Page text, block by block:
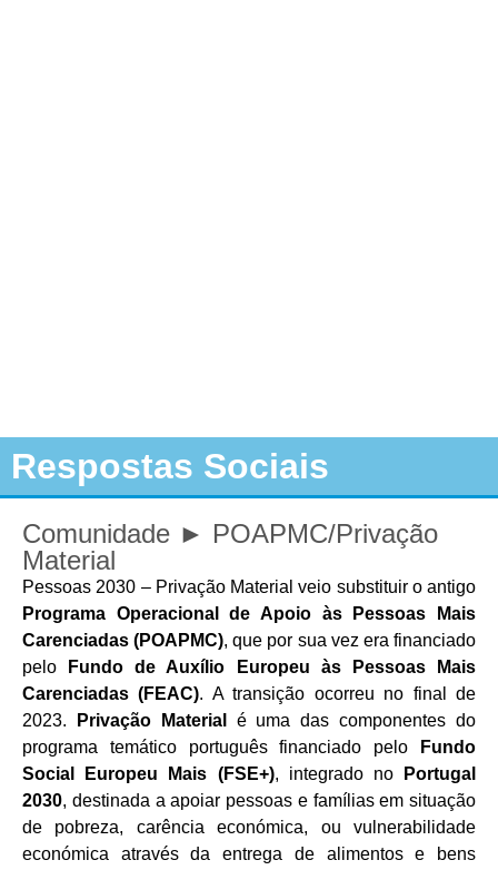
Respostas Sociais
Comunidade ► POAPMC/Privação
Material
Pessoas 2030 – Privação Material veio substituir o antigo
Programa Operacional de Apoio às Pessoas Mais
Carenciadas (POAPMC), que por sua vez era financiado
pelo
Fundo de Auxílio Europeu às Pessoas Mais
Carenciadas (FEAC). A transição ocorreu no final de
2023.
Privação Material
é uma das componentes do
programa temático português financiado pelo
Fundo
Social Europeu Mais (FSE+), integrado no
Portugal
2030, destinada a apoiar pessoas e famílias em situação
de pobreza, carência económica, ou vulnerabilidade
económica através da entrega de alimentos e bens